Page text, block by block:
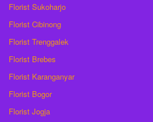
Florist Sukoharjo
Florist Cibinong
Florist Trenggalek
Florist Brebes
Florist Karanganyar
Florist Bogor
Florist Jogja